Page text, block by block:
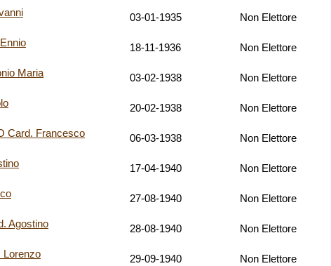
03-01-1935 Non Elettore
18-11-1936 Non Elettore
Maria 03-02-1938 Non Elettore
20-02-1938 Non Elettore
Card. Francesco 06-03-1938 Non Elettore
17-04-1940 Non Elettore
27-08-1940 Non Elettore
Agostino 28-08-1940 Non Elettore
Lorenzo 29-09-1940 Non Elettore